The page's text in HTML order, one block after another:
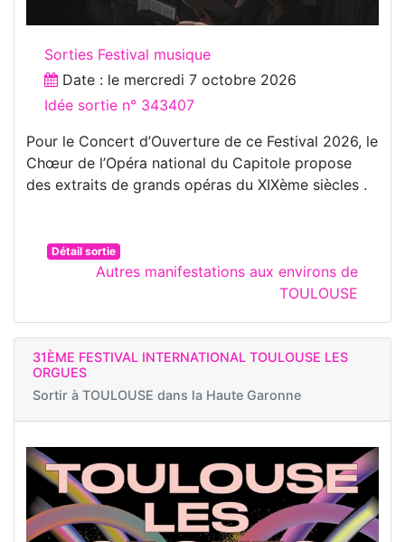
Sorties Festival musique
Date : le mercredi 7 octobre 2026
Idée sortie n° 343407
Pour le Concert d’Ouverture de ce Festival 2026, le
Chœur de l’Opéra national du Capitole propose
des extraits de grands opéras du XIXème siècles .
Détail sortie
Autres manifestations aux environs de
TOULOUSE
31ÈME FESTIVAL INTERNATIONAL TOULOUSE LES
ORGUES
Sortir à TOULOUSE dans la Haute Garonne